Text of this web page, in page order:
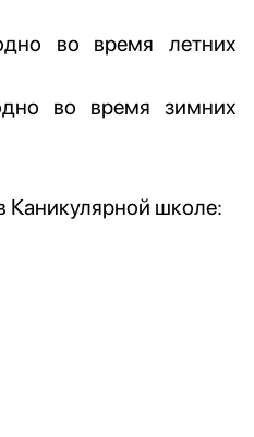
во время летних
во время зимних
Каникулярной школе: